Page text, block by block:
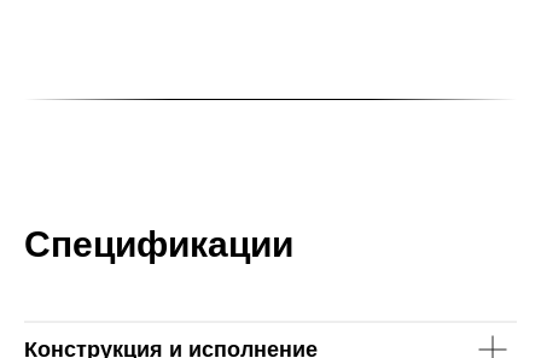
Спецификации
Конструкция и исполнение